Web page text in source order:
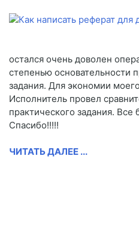
остался очень доволен
степенью основательности
задания. Для экономии
Исполнитель провел
практического задания. Все
Спасибо!!!!!
ЧИТАТЬ ДАЛЕЕ ...